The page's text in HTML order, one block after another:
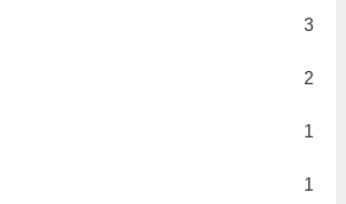
3
2
1
1